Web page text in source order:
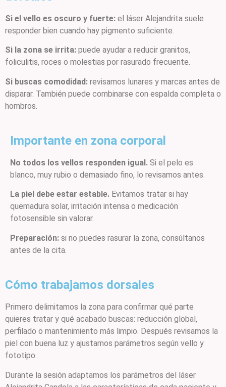
Si el vello es oscuro y fuerte: el láser Alejandrita suele
responder bien cuando hay pigmento suficiente.
Si la zona se irrita: puede ayudar a reducir granitos,
foliculitis, roces o molestias por rasurado frecuente.
Si buscas comodidad: revisamos lunares y marcas antes de
disparar. También puede combinarse con espalda completa o
hombros.
Importante en zona corporal
No todos los vellos responden igual. Si el pelo es
blanco, muy rubio o demasiado fino, lo revisamos antes.
La piel debe estar estable. Evitamos tratar si hay
quemadura solar, irritación intensa o medicación
fotosensible sin valorar.
Preparación: si no puedes rasurar la zona, consúltanos
antes de la cita.
Cómo trabajamos dorsales
Primero delimitamos la zona para confirmar qué parte
quieres tratar y qué acabado buscas: reducción global,
perfilado o mantenimiento más limpio. Después revisamos la
piel con buena luz y ajustamos parámetros según vello y
fototipo.
Durante la sesión adaptamos los parámetros del láser